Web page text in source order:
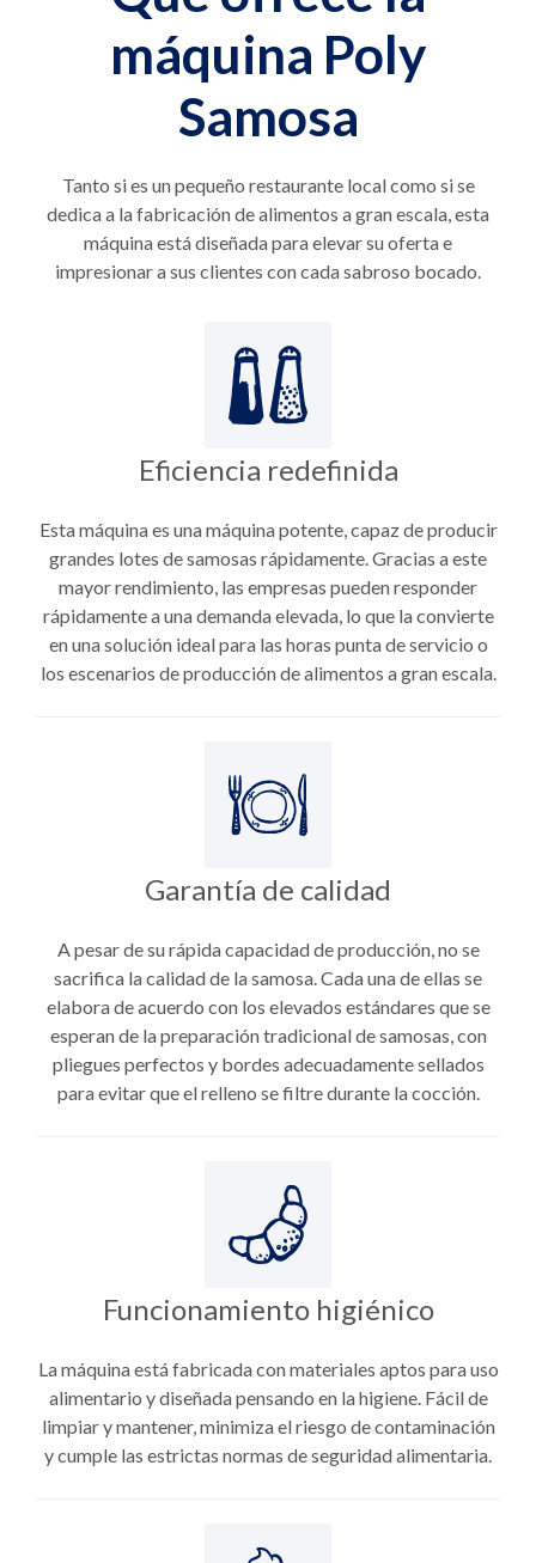
máquina Poly
Samosa
Tanto si es un pequeño restaurante local como si se
dedica a la fabricación de alimentos a gran escala, esta
máquina está diseñada para elevar su oferta e
impresionar a sus clientes con cada sabroso bocado.
Eficiencia redefinida
Esta máquina es una máquina potente, capaz de producir
grandes lotes de samosas rápidamente. Gracias a este
mayor rendimiento, las empresas pueden responder
rápidamente a una demanda elevada, lo que la convierte
en una solución ideal para las horas punta de servicio o
los escenarios de producción de alimentos a gran escala.
Garantía de calidad
A pesar de su rápida capacidad de producción, no se
sacrifica la calidad de la samosa. Cada una de ellas se
elabora de acuerdo con los elevados estándares que se
esperan de la preparación tradicional de samosas, con
pliegues perfectos y bordes adecuadamente sellados
para evitar que el relleno se filtre durante la cocción.
Funcionamiento higiénico
La máquina está fabricada con materiales aptos para uso
alimentario y diseñada pensando en la higiene. Fácil de
limpiar y mantener, minimiza el riesgo de contaminación
y cumple las estrictas normas de seguridad alimentaria.